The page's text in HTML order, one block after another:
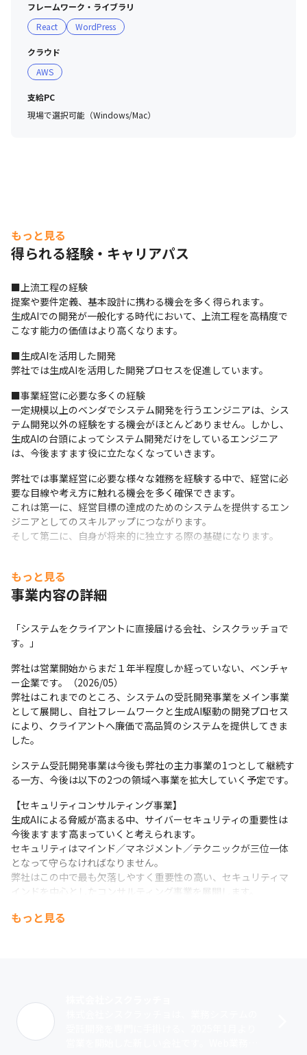
フレームワーク・ライブラリ
React
WordPress
クラウド
AWS
支給PC
現場で選択可能（Windows/Mac）
もっと見る
得られる経験・キャリアパス
■上流工程の経験
提案や要件定義、基本設計に携わる機会を多く得られます。
生成AIでの開発が一般化する時代において、上流工程を高精度で
こなす能力の価値はより高くなります。
■生成AIを活用した開発
弊社では生成AIを活用した開発プロセスを促進しています。
■事業経営に必要な多くの経験
一定規模以上のベンダでシステム開発を行うエンジニアは、シス
テム開発以外の経験をする機会がほとんどありません。しかし、
生成AIの台頭によってシステム開発だけをしているエンジニア
は、今後ますます役に立たなくなっていきます。
弊社では事業経営に必要な様々な雑務を経験する中で、経営に必
要な目線や考え方に触れる機会を多く確保できます。
これは第一に、経営目標の達成のためのシステムを提供するエン
ジニアとしてのスキルアップにつながります。
そして第二に、自身が将来的に独立する際の基礎になります。
もっと見る
事業内容の詳細
「システムをクライアントに直接届ける会社、シスクラッチョで
す。」
弊社は営業開始からまだ１年半程度しか経っていない、ベンチャ
ー企業です。（2026/05）
弊社はこれまでのところ、システムの受託開発事業をメイン事業
として展開し、自社フレームワークと生成AI駆動の開発プロセス
により、クライアントへ廉価で高品質のシステムを提供してきま
した。
システム受託開発事業は今後も弊社の主力事業の1つとして継続す
る一方、今後は以下の2つの領域へ事業を拡大していく予定です。
【セキュリティコンサルティング事業】
生成AIによる脅威が高まる中、サイバーセキュリティの重要性は
今後ますます高まっていくと考えられます。
セキュリティはマインド／マネジメント／テクニックが三位一体
となって守らなければなりません。
弊社はこの中で最も欠落しやすく重要性の高い、セキュリティマ
インドを中心としたコンサルティング事業を展開します。
【自社サービス事業】
もっと見る